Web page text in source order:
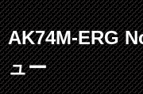
AK74M-ERG
ュー